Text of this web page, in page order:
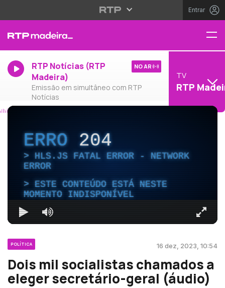
Entrar
RTP Notícias (RTP
Madeira)
Emissão em simultâneo com RTP
Notícias
NO AR
TV
RTP
ERRO204
HLS.JS FATAL ERROR - NETWORK
ERROR
ESTE CONTEÚDO ESTÁ NESTE
MOMENTO INDISPONÍVEL
POLÍTICA 16 dez, 2023, 10:54
Dois mil socialistas chamados a
eleger secretário-geral (áudio)